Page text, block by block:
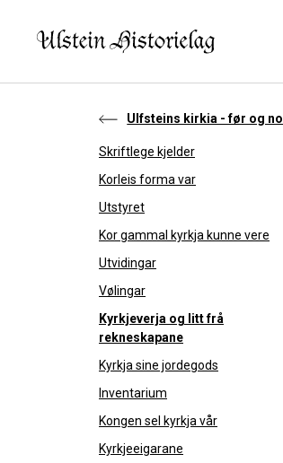
Offentlig
Personar
Ulfsteins kirkia - før og no
Skriftlege kjelder
Korleis forma var
Utstyret
Kor gammal kyrkja kunne vere
Utvidingar
Vølingar
Kyrkjeverja og litt frå
rekneskapane
Kyrkja sine jordegods
Inventarium
Kongen sel kyrkja vår
Kyrkjeeigarane